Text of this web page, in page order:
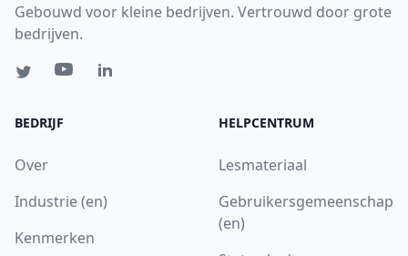
Gebouwd voor kleine bedrijven. Vertrouwd door grote
bedrijven.
BEDRIJF
Over
Industrie (en)
Kenmerken
HELPCENTRUM
Lesmateriaal
Gebruikersgemeenschap
(en)